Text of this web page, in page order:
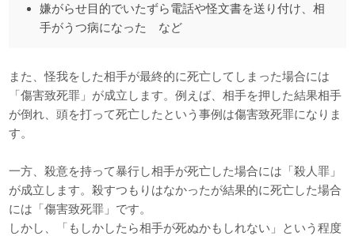
嫌がらせ目的でいたずら電話や怪文書を送り付け、相
手がうつ病になった など
また、怪我をした相手が最終的に死亡してしまった場合には
「傷害致死罪」が成立します。例えば、相手を押した結果相手
が倒れ、頭を打って死亡したという事例は傷害致死罪になりま
す。
一方、殺意を持って暴行し相手が死亡した場合には「殺人罪」
が成立します。殺すつもりはなかったが結果的に死亡した場合
には「傷害致死罪」です。
しかし、「もしかしたら相手が死ぬかもしれない」という程度